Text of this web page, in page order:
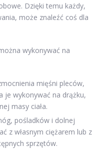
Dzięki temu każdy,
może znaleźć coś dla
wykonywać na
mięśni pleców,
je wykonywać na drążku,
masy ciała.
pośladków i dolnej
z własnym ciężarem lub z
sprzętów.